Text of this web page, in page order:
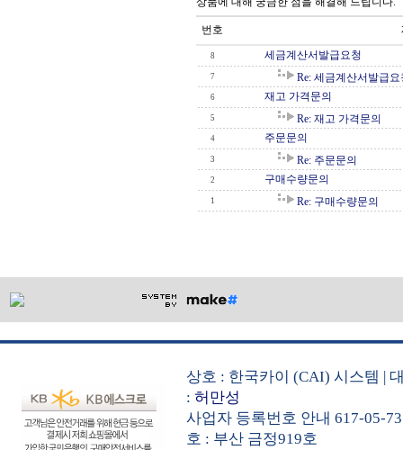
번호
8 세금계산서발급요청
7 Re: 세금계산서발급요
6 재고 가격문의
5 Re: 재고 가격문의
4 주문문의
3 Re: 주문문의
2 구매수량문의
1 Re: 구매수량문의
상호 : 한국카이 (CAI) 시스템 |
: 허만성
사업자 등록번호 안내 617-05-
호 : 부산 금정919호